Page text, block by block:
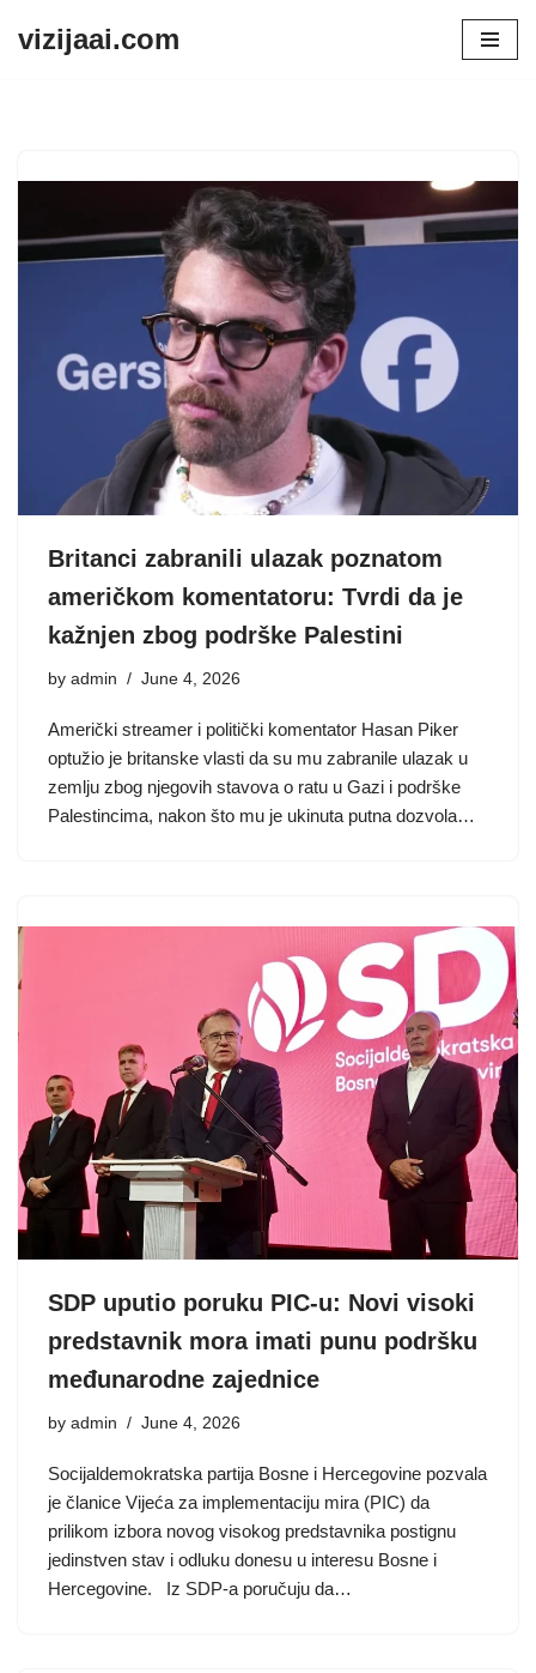
vizijaai.com
Britanci zabranili ulazak poznatom
američkom komentatoru: Tvrdi da je
kažnjen zbog podrške Palestini
by admin June 4, 2026
Američki streamer i politički komentator Hasan Piker
optužio je britanske vlasti da su mu zabranile ulazak u
zemlju zbog njegovih stavova o ratu u Gazi i podrške
Palestincima, nakon što mu je ukinuta putna dozvola…
SDP uputio poruku PIC-u: Novi visoki
predstavnik mora imati punu podršku
međunarodne zajednice
by admin June 4, 2026
Socijaldemokratska partija Bosne i Hercegovine pozvala
je članice Vijeća za implementaciju mira (PIC) da
prilikom izbora novog visokog predstavnika postignu
jedinstven stav i odluku donesu u interesu Bosne i
Hercegovine. Iz SDP-a poručuju da…